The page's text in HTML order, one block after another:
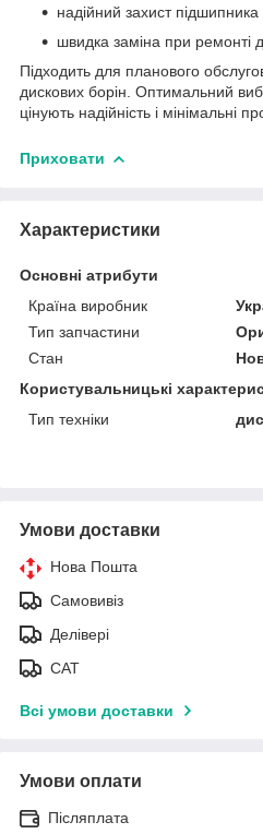
надійний захист
швидка заміна при ремонті
Підходить для планового
дискових борін. Оптимальний
цінують надійність і мінімальні
Приховати
Характеристики
Основні атрибути
Країна виробник
Тип запчастини
Стан
Користувальницькі
Тип техніки
Умови доставки
Нова Пошта
Самовивіз
Делівері
САТ
Всі умови доставки
Умови оплати
Післяплата